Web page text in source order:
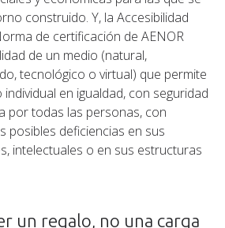
construido. Y, la Accesibilidad
de certificación de AENOR
de un medio (natural,
tecnológico o virtual) que permite
en igualdad, con seguridad
por todas las personas, con
posibles deficiencias en sus
intelectuales o en sus estructuras
un regalo, no una carga